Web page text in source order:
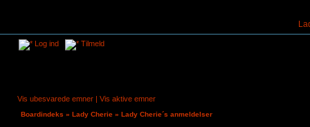
Log ind Tilmeld
Vis ubesvarede emner | Vis aktive emner
Boardindeks » Lady Cherie » Lady Cherie´s anmeldelser